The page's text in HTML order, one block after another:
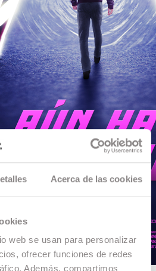
Acerca de las cookies
web se usan para personalizar
ofrecer funciones de redes
Además, compartimos